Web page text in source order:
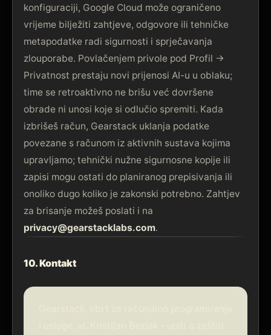
konfiguraciji, Google Cloud može ograničeno
vrijeme bilježiti zahtjeve, odgovore ili tehničke
metapodatke radi sigurnosti i sprječavanja
zlouporabe. Povlačenjem privole pod Profil →
Privatnost prestaju novi prijenosi AI-u u oblaku;
time se retroaktivno ne brišu već dovršene
obrade ni unosi koje si odlučio spremiti. Kada
izbrišeš račun, Gearstack uklanja podatke
povezane s računom iz aktivnih sustava kojima
upravljamo; tehnički nužne sigurnosne kopije ili
zapisi mogu ostati do planiranog prepisivanja ili
onoliko dugo koliko je zakonski potrebno. Zahtjev
za brisanje možeš poslati i na
privacy@gearstacklabs.com.
10. Kontakt